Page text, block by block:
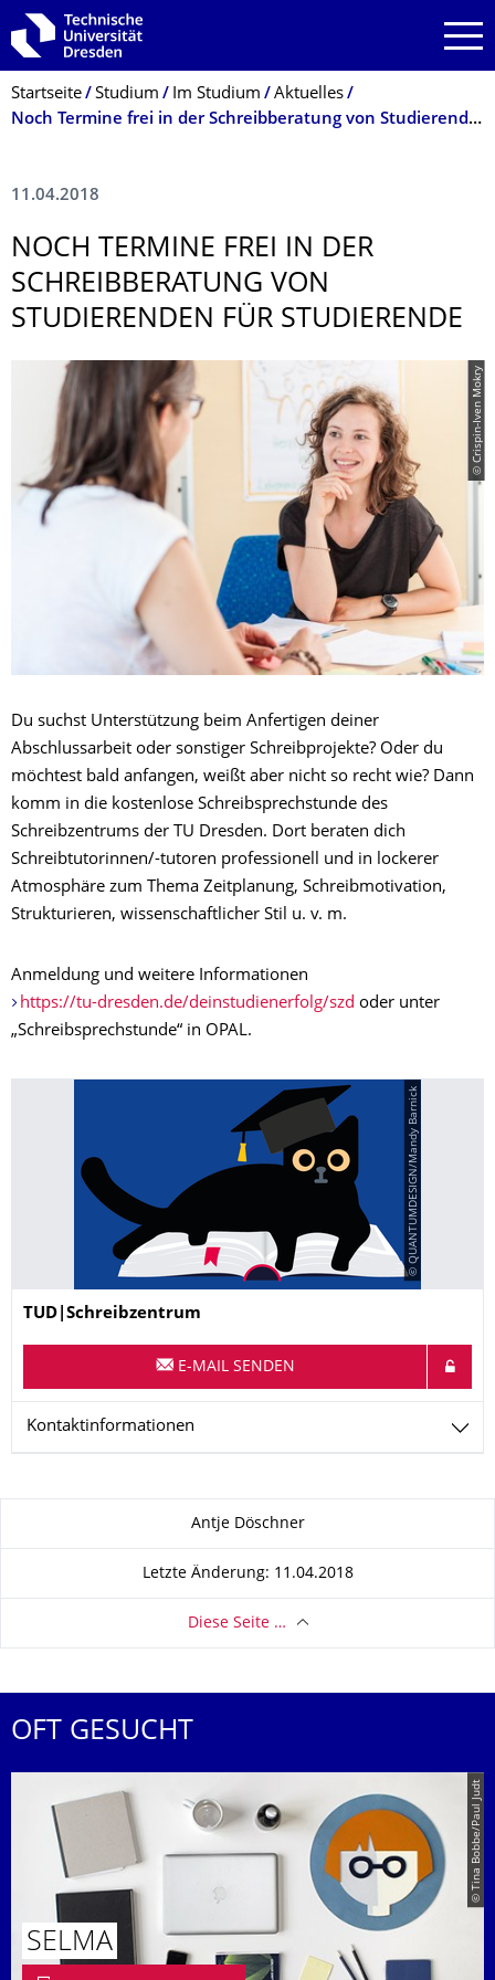
Zur Hauptnavigation springen
Zur Suche springen
Zum Inhalt springen
Breadcrumb-Menü
Startseite Studium Im Studium
Aktuelles
Noch Termine frei in der Schreibberatung von Studierenden für Studierende
11.04.2018
NOCH TERMINE FREI IN DER
SCHREIBBERATUNG VON
STUDIERENDEN FÜR STUDIERENDE
© Crispin-Iven Mokry
Du suchst Unterstützung beim Anfertigen deiner
Abschlussarbeit oder sonstiger Schreibprojekte? Oder du
möchtest bald anfangen, weißt aber nicht so recht wie? Dann
komm in die kostenlose Schreibsprechstunde des
Schreibzentrums der TU Dresden. Dort beraten dich
Schreibtutorinnen/-tutoren professionell und in lockerer
Atmosphäre zum Thema Zeitplanung, Schreibmotivation,
Strukturieren, wissenschaftlicher Stil u. v. m.
Anmeldung und weitere Informationen
https://tu-dresden.de/deinstudienerfolg/szd oder unter
„Schreibsprechstunde“ in OPAL.
© QUANTUMDESIGN/Mandy Barnick
Name
TUD|Schreibzentrum
E-MAIL SENDEN
Kontaktinformationen
Antje Döschner
Letzte Änderung: 11.04.2018
Diese Seite …
OFT GESUCHT
© Tina Bobbe/Paul Judt
SELMA